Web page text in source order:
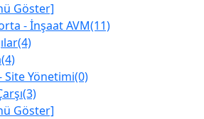
Göster]
- İnşaat AVM(11)
Site Yönetimi(0)
Göster]